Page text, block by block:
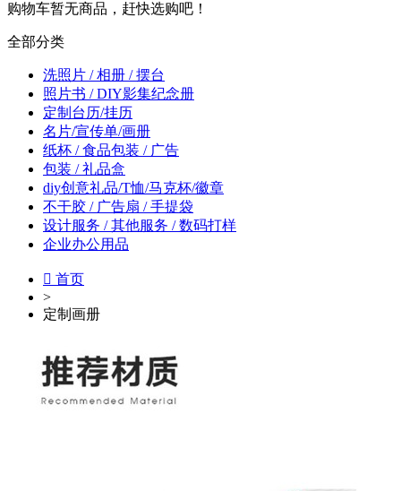
购物车暂无商品，赶快选购吧！
全部分类
洗照片 / 相册 / 摆台
照片书 / DIY影集纪念册
定制台历/挂历
名片/宣传单/画册
纸杯 / 食品包装 / 广告
包装 / 礼品盒
diy创意礼品/T恤/马克杯/徽章
不干胶 / 广告扇 / 手提袋
设计服务 / 其他服务 / 数码打样
企业办公用品
 首页
>
定制画册